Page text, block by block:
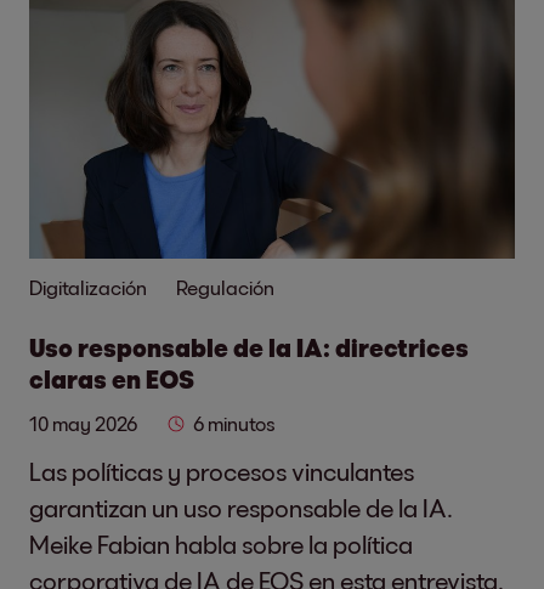
Digitalización Regulación
Uso responsable de la IA: directrices
claras en EOS
10 may 2026 6 minutos
Las políticas y procesos vinculantes
garantizan un uso responsable de la IA.
Meike Fabian habla sobre la política
corporativa de IA de EOS en esta entrevista.